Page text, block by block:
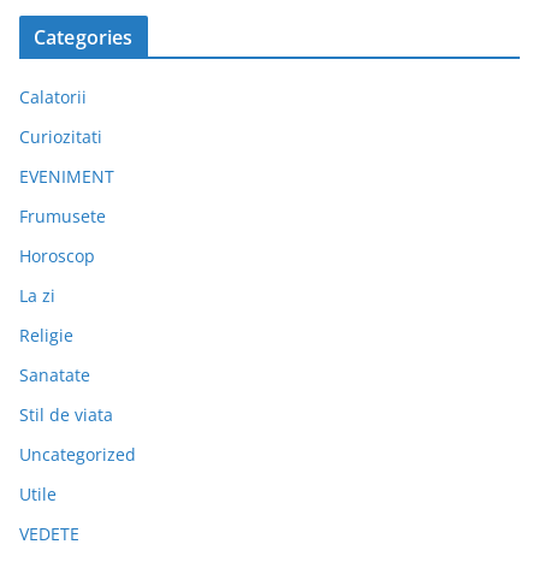
Categories
Calatorii
Curiozitati
EVENIMENT
Frumusete
Horoscop
La zi
Religie
Sanatate
Stil de viata
Uncategorized
Utile
VEDETE